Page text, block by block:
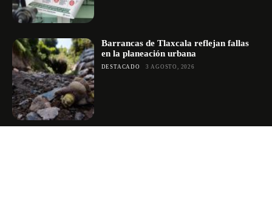
Barrancas de Tlaxcala reflejan fallas
en la planeación urbana
DESTACADO 3 AGOSTO, 2026